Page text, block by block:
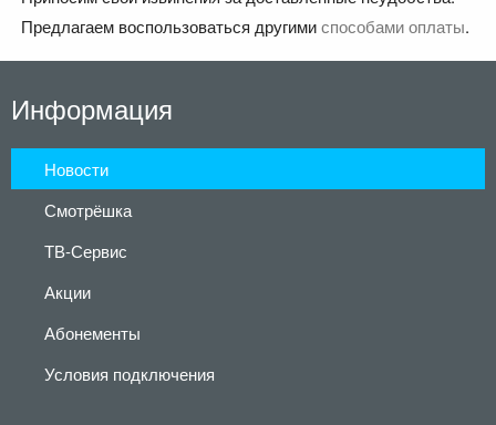
Предлагаем воспользоваться другимиспособами оплаты.
Информация
Новости
Смотрёшка
ТВ-Сервис
Акции
Абонементы
Условия подключения